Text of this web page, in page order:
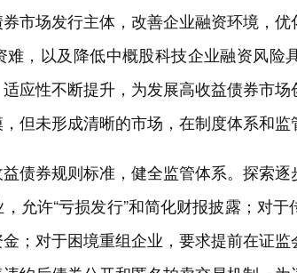
市场发行主体，改善企业融资环境，
，以及降低中概股科技企业融资风险
应性不断提升，为发展高收益债券市
但未形成清晰的市场，在制度体系和监
债券规则标准，健全监管体系。探索
允许“亏损发行”和简化财报披露；对
；对于困境重组企业，要求提前在证